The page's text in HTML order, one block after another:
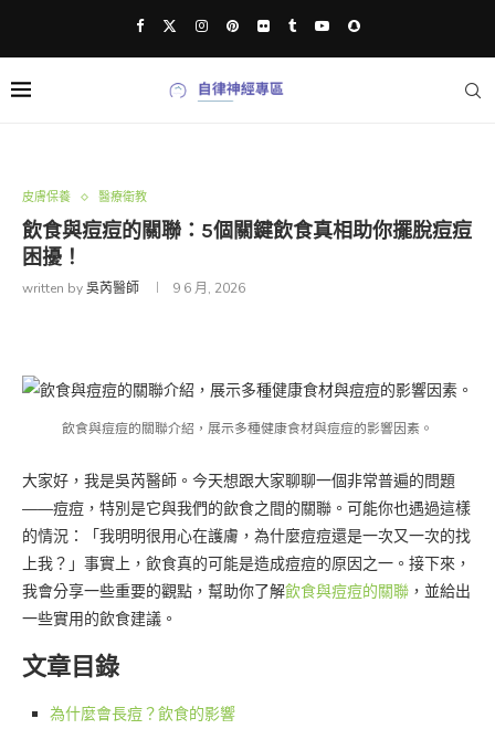
皮膚保養 醫療衛教
飲食與痘痘的關聯：5個關鍵飲食真相助你擺脫痘痘
困擾！
written by吳芮醫師 9 6 月, 2026
飲食與痘痘的關聯介紹，展示多種健康食材與痘痘的影響因素。
大家好，我是吳芮醫師。今天想跟大家聊聊一個非常普遍的問題
——痘痘，特別是它與我們的飲食之間的關聯。可能你也遇過這樣
的情況：「我明明很用心在護膚，為什麼痘痘還是一次又一次的找
上我？」事實上，飲食真的可能是造成痘痘的原因之一。接下來，
我會分享一些重要的觀點，幫助你了解飲食與痘痘的關聯 ，並給出
一些實用的飲食建議。
文章目錄
為什麼會長痘？飲食的影響